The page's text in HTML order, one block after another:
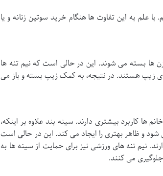
علم به این تفاوت ها هنگام خرید سوتین زنانه و یا
ها بسته می شوند. این در حالی است که نیم تنه ها
زیپ هستند. در نتیجه، به کمک زیپ بسته و باز می
ها کاربرد بیشتری دارند. سینه بند علاوه بر اینکه،
و ظاهر بهتری را ایجاد می کند. این در حالی است
نیم تنه های ورزشی نیز برای حمایت از سینه ها به
می کنند.